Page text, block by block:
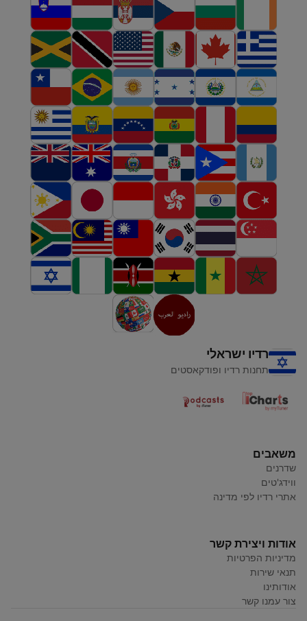
רדיו ישראלי
תחנות רדיו ופודקאסטים
משאבים
שדרנים
ווידג'טים
אתרי רדיו לפי מדינה
אודות ויצירת קשר
מדיניות הפרטיות
תנאי שירות
אודותינו
צור עמנו קשר